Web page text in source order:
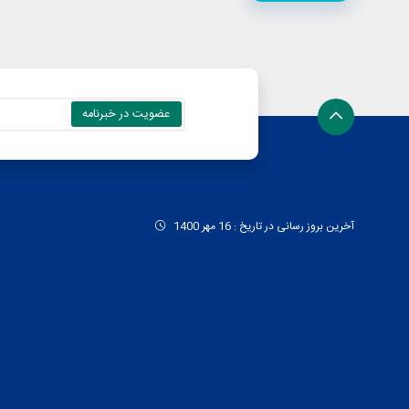
آخرین بروز رسانی در تاریخ : 16 مهر 1400